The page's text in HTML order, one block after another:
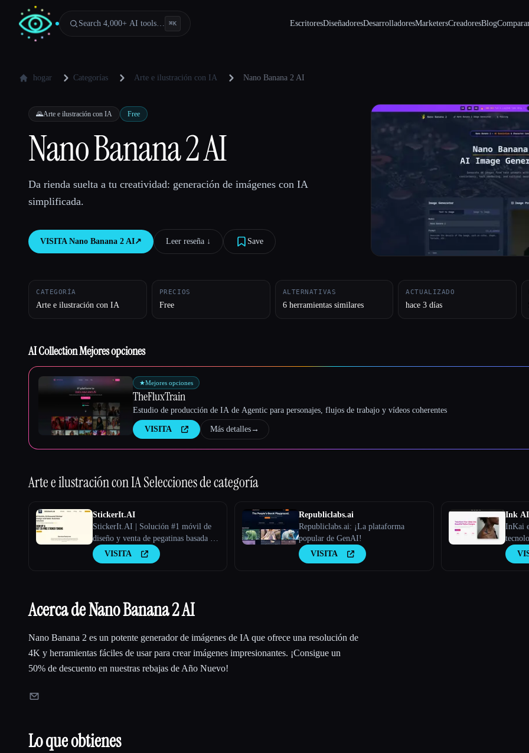
Search 4,000+ AI tools… ⌘K EscritoresDiseñadoresDesarrolladoresMarketersCreadoresBlog
hogar Categorías Arte e ilustración con IA Nano Banana 2 AI
🌄Arte e ilustración con IA Free
Nano Banana 2 AI
Da rienda suelta a tu creatividad: generación de imágenes con IA
simplificada.
VISITA Nano Banana 2 AI↗︎ Leer reseña ↓︎ Save
CATEGORÍA
Arte e ilustración con IA
PRECIOS
Free
ALTERNATIVAS
6 herramientas similares
ACTUALIZADO
hace 3 días
AI Collection Mejores opciones
★Mejores opciones
TheFluxTrain
Estudio de producción de IA de Agentic para personajes, flujos de trabajo y vídeos coherentes
VISITA Más detalles→
Arte e ilustración con IASelecciones de categoría
StickerIt.AI
StickerIt.AI | Solución #1 móvil de
diseño y venta de pegatinas basada en
IA
VISITA
Republiclabs.ai
Republiclabs.ai: ¡La plataforma
popular de GenAI!
VISITA
Ink AI
InKai
que
Acerca de Nano Banana 2 AI
Nano Banana 2 es un potente generador de imágenes de IA que ofrece una resolución de
4K y herramientas fáciles de usar para crear imágenes impresionantes. ¡Consigue un
50% de descuento en nuestras rebajas de Año Nuevo!
Lo que obtienes